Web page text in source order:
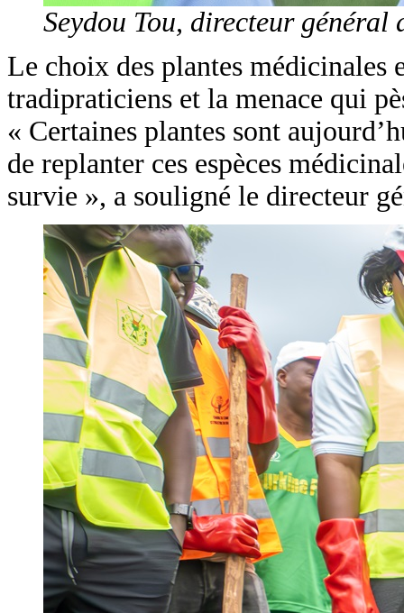
Seydou Tou, directeur
Le choix des plantes médicinales
tradipraticiens et la menace qui
« Certaines plantes sont
de replanter ces espèces
survie », a souligné le directeur